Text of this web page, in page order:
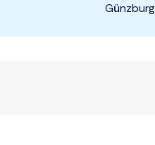
Günzburg